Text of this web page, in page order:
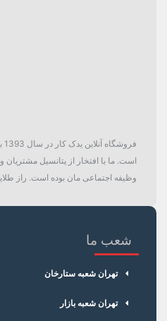
است. ما با افتخار از پتانسیل
وظیفه اجتماعی مان بوده است. راز
شعب ما
تهران شعبه ستارخان
تهران شعبه بازار